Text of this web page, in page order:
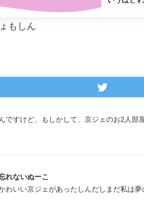
もしん
ですけど、もしかして、京ジェのお2人部
れないぬーこ
わいい京ジェがあったしんだしまだ私は